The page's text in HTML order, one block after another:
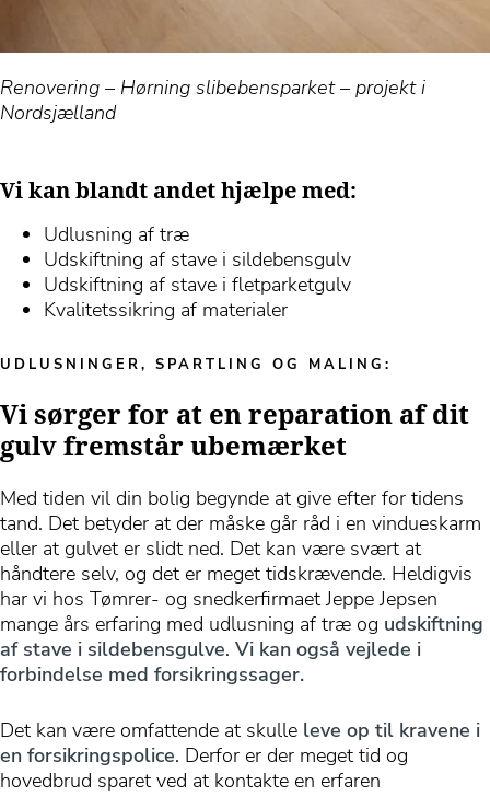
Renovering – Hørning slibebensparket – projekt i
Nordsjælland
Vi kan blandt andet hjælpe med:
Udlusning af træ
Udskiftning af stave i sildebensgulv
Udskiftning af stave i fletparketgulv
Kvalitetssikring af materialer
UDLUSNINGER, SPARTLING OG MALING:
Vi sørger for at en reparation af dit
gulv fremstår ubemærket
Med tiden vil din bolig begynde at give efter for tidens
tand. Det betyder at der måske går råd i en vindueskarm
eller at gulvet er slidt ned. Det kan være svært at
håndtere selv, og det er meget tidskrævende. Heldigvis
har vi hos Tømrer- og snedkerfirmaet Jeppe Jepsen
mange års erfaring med udlusning af træ og udskiftning
af stave i sildebensgulve. Vi kan også vejlede i
forbindelse med forsikringssager.
Det kan være omfattende at skulle leve op til kravene i
en forsikringspolice. Derfor er der meget tid og
hovedbrud sparet ved at kontakte en erfaren